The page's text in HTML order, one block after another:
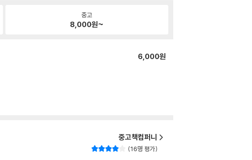
중고
8,000원~
6,000원
중고책컴퍼니
16명 평가